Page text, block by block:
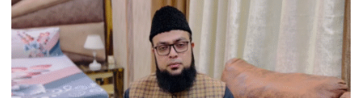
कांवड़
आकर्षण
का
केंद्र,